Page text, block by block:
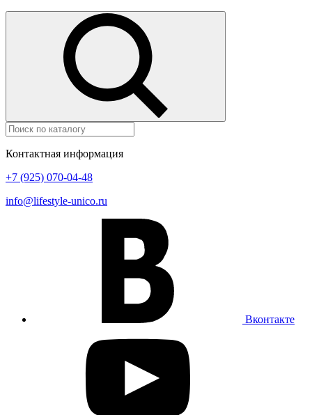
Контактная информация
+7 (925) 070-04-48
info@lifestyle-unico.ru
Вконтакте